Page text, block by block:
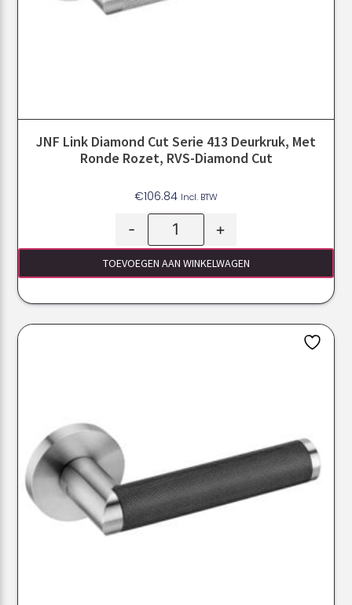
JNF Link Diamond Cut Serie 413 Deurkruk, Met
Ronde Rozet, RVS-Diamond Cut
€106.84 Incl. BTW
- +
TOEVOEGEN AAN WINKELWAGEN